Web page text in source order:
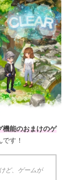
機能のおまけのゲ
です！
ど、ゲームが